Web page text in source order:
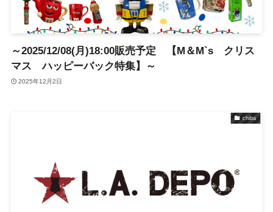
～2025/12/08(月)18:00販売予定 【M＆M`s クリス
マス ハッピーバック特集】～
2025年12月2日
chiba